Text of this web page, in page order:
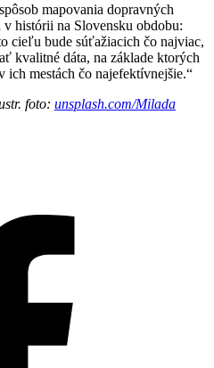
mapovania dopravných
histórii na Slovensku obdobu:
cieľu bude súťažiacich čo najviac,
kvalitné dáta, na základe ktorých
mestách čo najefektívnejšie.“
foto: unsplash.com/Milada